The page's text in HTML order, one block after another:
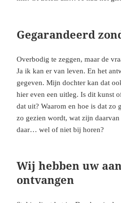
Gegarandeerd
Overbodig te zeggen, maar de
Ja ik kan er van leven. En het
gegeven. Mijn dochter kan dat
hier even een uitleg. Is dit kunst
dat uit? Waarom en hoe is dat zo
zo gezien wordt, wat zijn
daar… wel of niet bij horen?
Wij hebben uw
ontvangen